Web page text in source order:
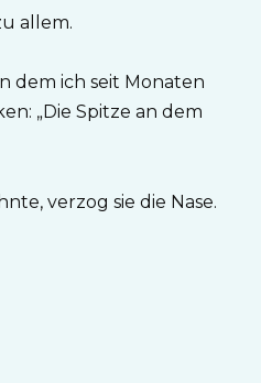
allem.
dem ich seit Monaten
„Die Spitze an dem
verzog sie die Nase.